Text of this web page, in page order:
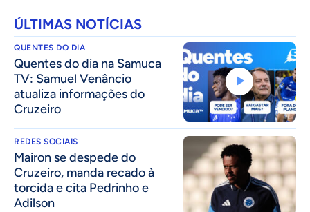
ÚLTIMAS NOTÍCIAS
QUENTES DO DIA
Quentes do dia na Samuca
TV: Samuel Venâncio
atualiza informações do
Cruzeiro
REDES SOCIAIS
Mairon se despede do
Cruzeiro, manda recado à
torcida e cita Pedrinho e
Adilson